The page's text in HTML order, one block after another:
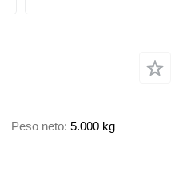
Peso neto 5.000 kg